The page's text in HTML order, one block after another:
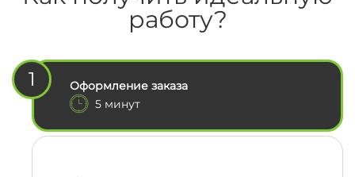
работу?
1
Оформление заказа
5 минут